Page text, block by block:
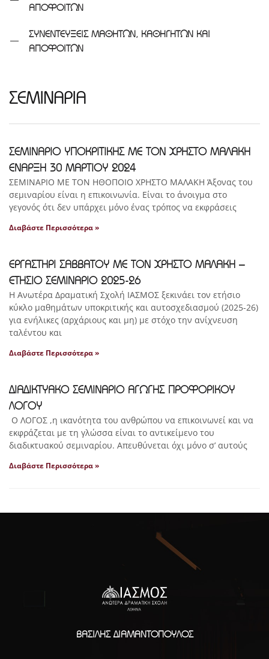
ΑΠΟΦΟΙΤΩΝ
ΣΥΝΕΝΤΕΥΞΕΙΣ ΜΑΘΗΤΩΝ, ΚΑΘΗΓΗΤΩΝ ΚΑΙ
ΑΠΟΦΟΙΤΩΝ
ΣΕΜΙΝΑΡΙΑ
ΣΕΜΙΝΑΡΙΟ ΥΠΟΚΡΙΤΙΚΗΣ ΜΕ ΤΟΝ ΧΡΗΣΤΟ ΜΑΛΑΚΗ
ΕΝΑΡΞΗ 30 ΜΑΡΤΙΟΥ 2024
ΣΕΜΙΝΑΡΙΟ ΜΕ ΤΟΝ ΗΘΟΠΟΙΟ ΧΡΗΣΤΟ ΜΑΛΑΚΗ Άξονας του
σεμιναρίου είναι η επικοινωνία. Είναι το άνοιγμα στο
γεγονός ότι δεν υπάρχει μόνο ένας τρόπος να εκφράσεις
Διαβάστε Περισσότερα »
ΕΡΓΑΣΤΗΡΙ ΣΑΒΒΑΤΟΥ ΜΕ ΤΟΝ ΧΡΗΣΤΟ ΜΑΛΑΚΗ –
ΕΤΗΣΙΟ ΣΕΜΙΝΑΡΙΟ 2025-26
Η Ανωτέρα Δραματική Σχολή ΙΑΣΜΟΣ ξεκινάει τον ετήσιο
κύκλο μαθημάτων υποκριτικής και αυτοσχεδιασμού (2025-26)
για ενήλικες (αρχάριους και μη) με στόχο την ανίχνευση
ταλέντου και
Διαβάστε Περισσότερα »
ΔΙΑΔΙΚΤΥΑΚΟ ΣΕΜΙΝΑΡΙΟ ΑΓΩΓΗΣ ΠΡΟΦΟΡΙΚΟΥ
ΛΟΓΟΥ
Ο ΛΟΓΟΣ ,η ικανότητα του ανθρώπου να επικοινωνεί και να
εκφράζεται με τη γλώσσα είναι το αντικείμενο του
διαδικτυακού σεμιναρίου. Απευθύνεται όχι μόνο σ’ αυτούς
Διαβάστε Περισσότερα »
ΒΑΣΊΛΗΣ ΔΙΑΜΑΝΤΌΠΟΥΛΟΣ